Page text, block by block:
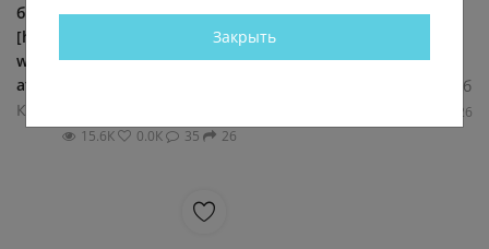
беспилотники
[https://vk.ru/e1news?
w=wall-53911449_5413992|
атаковали...
Круглосуточные новости Екб
15.6К 0.0К 35 26
беспилотников атаковали
Екатеринбург.]
Губернатор...
Круглосуточные новости Екб
126
Закрыть